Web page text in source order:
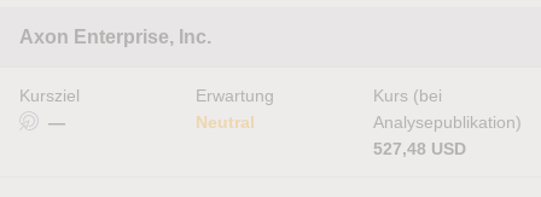
Axon Enterprise, Inc.
Kursziel
—
Erwartung
Neutral
Kurs (bei
Analysepublikation)
527,48 USD